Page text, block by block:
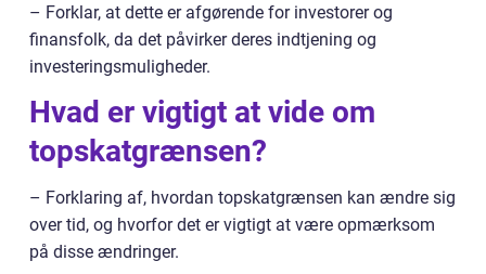
– Forklar, at dette er afgørende for investorer og
finansfolk, da det påvirker deres indtjening og
investeringsmuligheder.
Hvad er vigtigt at vide om
topskatgrænsen?
– Forklaring af, hvordan topskatgrænsen kan ændre sig
over tid, og hvorfor det er vigtigt at være opmærksom
på disse ændringer.